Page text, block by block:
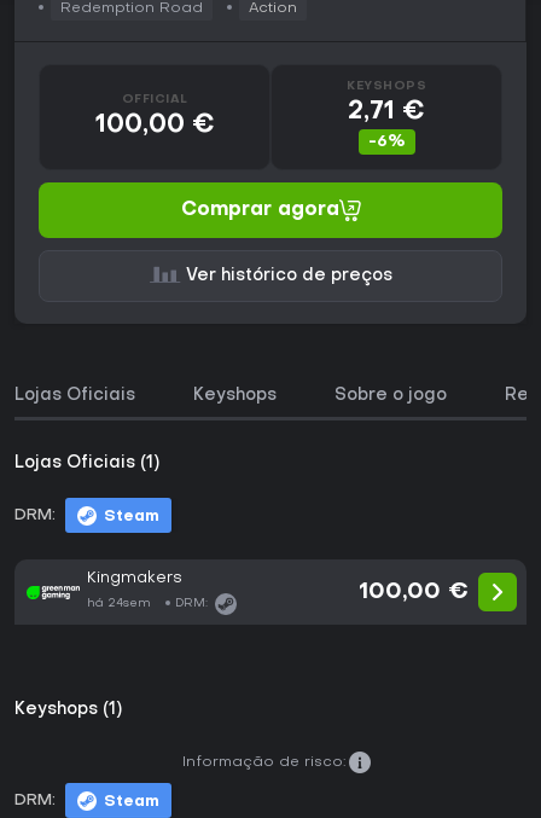
Redemption Road Action
OFFICIAL
100,00 €
KEYSHOPS
2,71 €
-6%
Comprar agora
Ver histórico de preços
Lojas Oficiais Keyshops Sobre o jogo
Lojas Oficiais (1)
DRM: Steam
Kingmakers
há 24sem DRM:
100,00 €
Keyshops (1)
DRM: Steam
Informação de risco: